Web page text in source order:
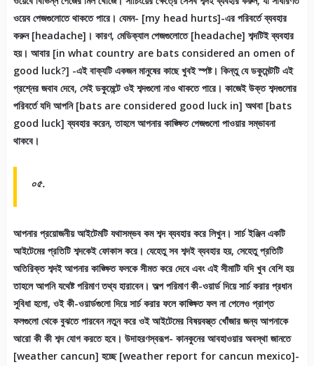
ওয়েব পেজগুলোতে থাকতে পারে। যেমন- [my head hurts]-এর পরিবর্তে ব্যবহার
করুন [headache]। কারণ, মেডিক্যাল পেজগুলোতে [headache] শব্দটিই ব্যবহার
হয়। আবার [in what country are bats considered an omen of
good luck?] -এই বাক্যটি একজন মানুষের কাছে খুবই স্পষ্ট। কিন্তু যে ডকুমেন্টটি এই
প্রশ্নের জবাব দেবে, সেই ডকুমেন্টে ওই শব্দগুলো নাও থাকতে পারে। কাজেই উক্ত শব্দগুলোর
পরিবর্তে যদি আপনি [bats are considered good luck in] অথবা [bats
good luck] ব্যবহার করেন, তাহলে আপনার কাঙ্ক্ষিত পেজগুলো পাওয়ার সম্ভাবনা
থাকবে।
০৫.
আপনার প্রয়োজনীয় আইটেমটি যথাসম্ভব কম শব্দ ব্যবহার করে লিখুন। সার্চ ইঞ্জিন একটি
আইটেমের প্রতিটি শব্দকেই ফোকাস করে। যেহেতু সব শব্দই ব্যবহার হয়, সেহেতু প্রতিটি
অতিরিক্ত শব্দই আপনার কাঙ্ক্ষিত ফলকে সীমত করে দেবে এবং এই সীমাটি যদি খুব বেশি হয়
তাহলে আপনি যথেষ্ট পরিমাণ তথ্য হারাবেন। অল্প পরিমাণ কী-ওয়ার্ড দিয়ে সার্চ করার প্রধান
সুবিধা হলো, ওই কী-ওয়ার্ডগুলো দিয়ে সার্চ করার ফলে কাঙ্ক্ষিত ফল না পেলেও প্রাপ্ত
ফলগুলো থেকে বুঝতে পারবেন নতুন করে ওই আইটেমের বিষয়বস্ত্ত খোঁজার জন্য আপনাকে
আরো কী কী শব্দ যোগ করতে হবে। উদাহরণস্বরূপ- কানকুনের আবহাওয়ার অবস্থা জানতে
[weather cancun] হচ্ছে [weather report for cancun mexico]-